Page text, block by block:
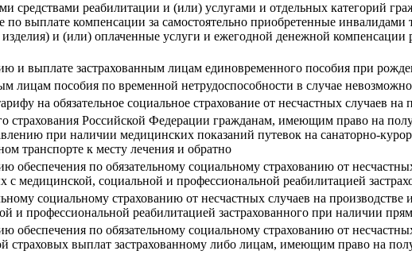
средствами реабилитации и (или) услугами и отдельных категорий
выплате компенсации за самостоятельно приобретенные
изделия) и (или) оплаченные услуги и ежегодной денежной
и выплате застрахованным лицам единовременного пособия при
лицам пособия по временной нетрудоспособности в случае
на обязательное социальное страхование от несчастных случаев
страхования Российской Федерации гражданам, имеющим право на
при наличии медицинских показаний путевок на санаторно-
транспорте к месту лечения и обратно
обеспечения по обязательному социальному страхованию от
с медицинской, социальной и профессиональной реабилитацией
социальному страхованию от несчастных случаев на
и профессиональной реабилитацией застрахованного при наличии
обеспечения по обязательному социальному страхованию от
страховых выплат застрахованному либо лицам, имеющим право на